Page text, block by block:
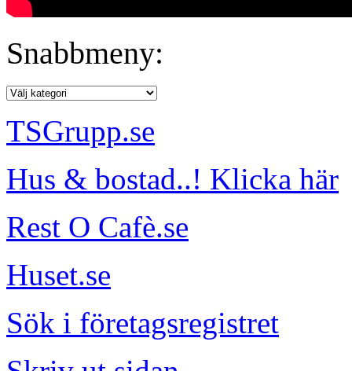
Snabbmeny:
TSGrupp.se
Hus & bostad..! Klicka här
Rest O Cafè.se
Huset.se
Sök i företagsregistret